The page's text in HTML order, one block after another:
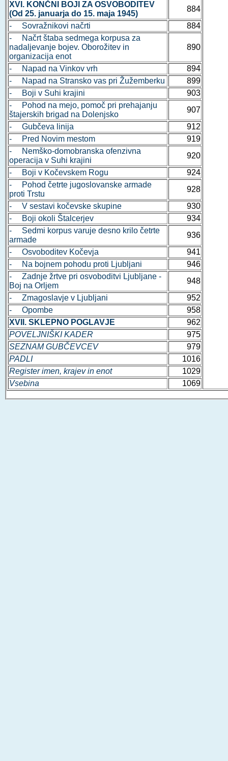
XVI. KONČNI BOJI ZA OSVOBODITEV
(Od 25. januarja do 15. maja 1945)
884
- Sovražnikovi načrti
884
- Načrt štaba sedmega korpusa za
nadaljevanje bojev. Oborožitev in
organizacija enot
890
- Napad na Vinkov vrh
894
- Napad na Stransko vas pri Žužemberku
899
- Boji v Suhi krajini
903
- Pohod na mejo, pomoč pri prehajanju
štajerskih brigad na Dolenjsko
907
- Gubčeva linija
912
- Pred Novim mestom
919
- Nemško-domobranska ofenzivna
operacija v Suhi krajini
920
- Boji v Kočevskem Rogu
924
- Pohod četrte jugoslovanske armade
proti Trstu
928
- V sestavi kočevske skupine
930
- Boji okoli Štalcerjev
934
- Sedmi korpus varuje desno krilo četrte
armade
936
- Osvoboditev Kočevja
941
- Na bojnem pohodu proti Ljubljani
946
- Zadnje žrtve pri osvoboditvi Ljubljane -
Boj na Orljem
948
- Zmagoslavje v Ljubljani
952
- Opombe
958
XVII. SKLEPNO POGLAVJE
962
POVELJNIŠKI KADER
975
SEZNAM GUBČEVCEV
979
PADLI
1016
Register imen, krajev in enot
1029
Vsebina
1069